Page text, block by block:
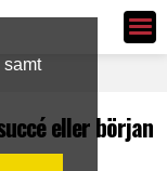
samt
eller början